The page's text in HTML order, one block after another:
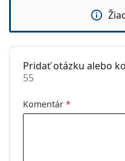
Pridať otázku alebo
55
Komentár *